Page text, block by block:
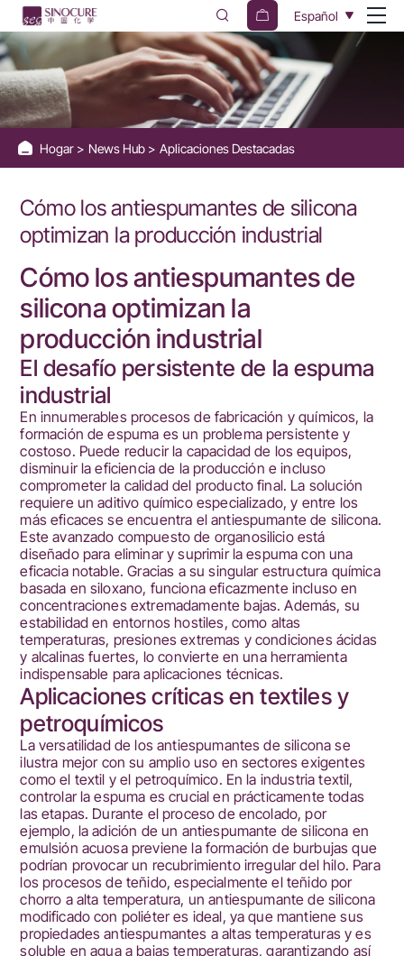
How
Silicone
Defoamers
Optimize
Industrial
Production
Español
Hogar News Hub Aplicaciones Destacadas
Cómo los antiespumantes de silicona
optimizan la producción industrial
Cómo los antiespumantes de
silicona optimizan la
producción industrial
El desafío persistente de la espuma
industrial
En innumerables procesos de fabricación y químicos, la
formación de espuma es un problema persistente y
costoso. Puede reducir la capacidad de los equipos,
disminuir la eficiencia de la producción e incluso
comprometer la calidad del producto final. La solución
requiere un aditivo químico especializado, y entre los
más eficaces se encuentra el antiespumante de silicona.
Este avanzado compuesto de organosilicio está
diseñado para eliminar y suprimir la espuma con una
eficacia notable. Gracias a su singular estructura química
basada en siloxano, funciona eficazmente incluso en
concentraciones extremadamente bajas. Además, su
estabilidad en entornos hostiles, como altas
temperaturas, presiones extremas y condiciones ácidas
y alcalinas fuertes, lo convierte en una herramienta
indispensable para aplicaciones técnicas.
Aplicaciones críticas en textiles y
petroquímicos
La versatilidad de los antiespumantes de silicona se
ilustra mejor con su amplio uso en sectores exigentes
como el textil y el petroquímico. En la industria textil,
controlar la espuma es crucial en prácticamente todas
las etapas. Durante el proceso de encolado, por
ejemplo, la adición de un antiespumante de silicona en
emulsión acuosa previene la formación de burbujas que
podrían provocar un recubrimiento irregular del hilo. Para
los procesos de teñido, especialmente el teñido por
chorro a alta temperatura, un antiespumante de silicona
modificado con poliéter es ideal, ya que mantiene sus
propiedades antiespumantes a altas temperaturas y es
soluble en agua a bajas temperaturas, garantizando así